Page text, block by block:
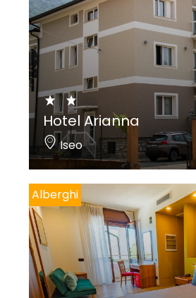
Hotel Arianna
Iseo
Alberghi